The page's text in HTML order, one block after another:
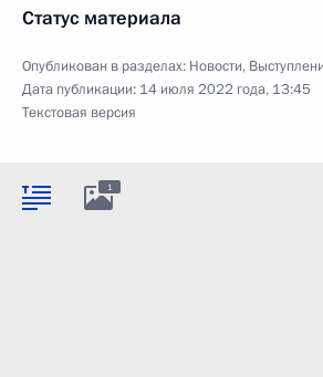
Статус материала
Опубликован в разделах: Новости,
Дата публикации: 14 июля 2022 года, 13:45
Текстовая версия
1